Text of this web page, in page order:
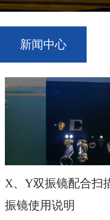
新闻中心
X、Y双振镜配合扫
振镜使用说明